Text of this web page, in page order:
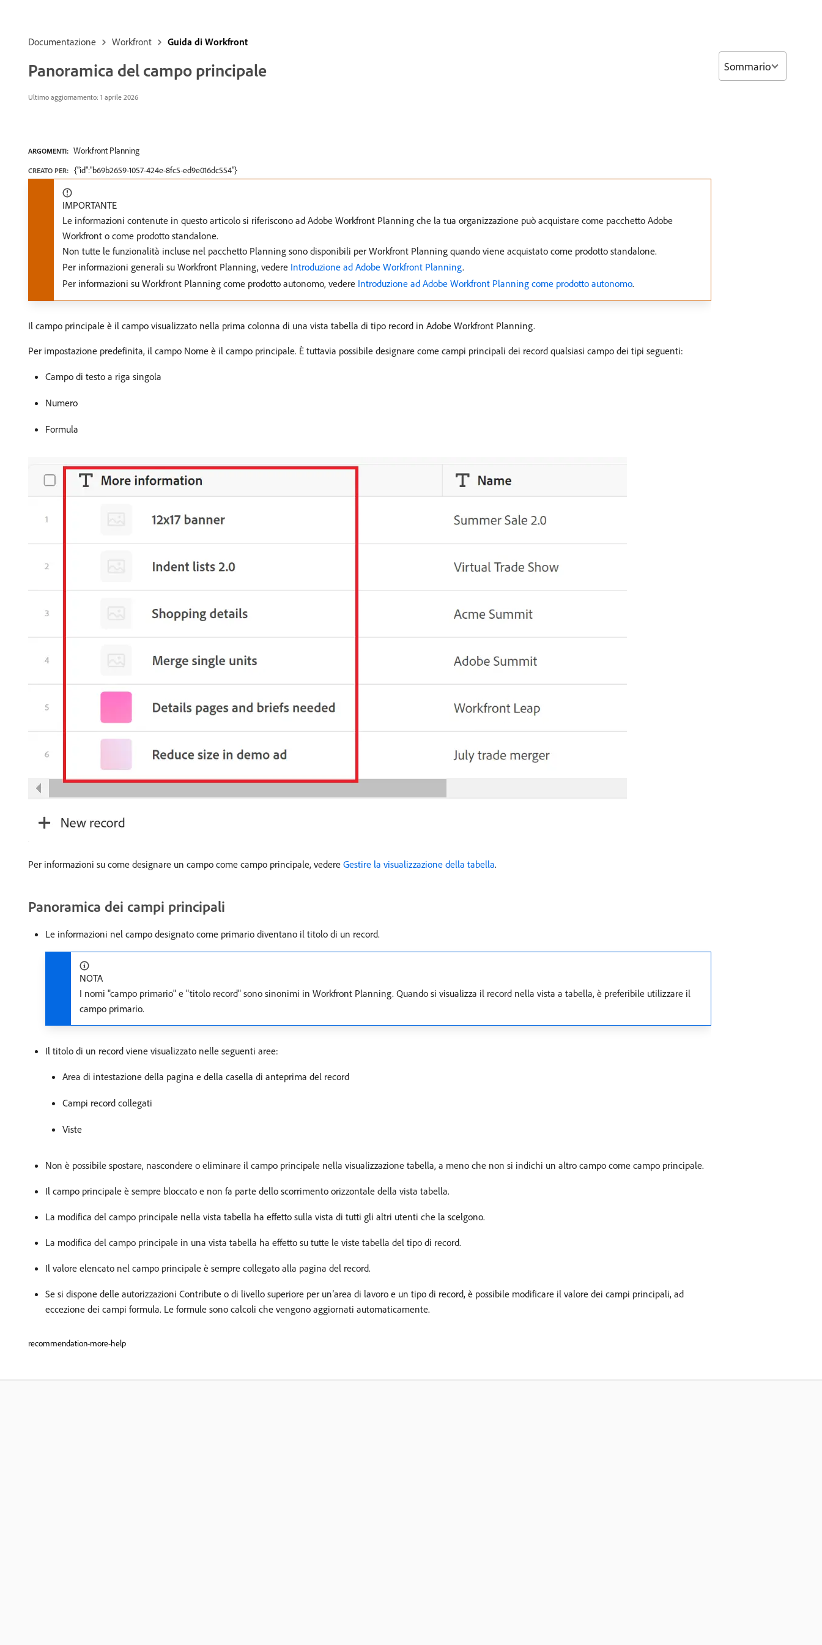
Documentazione Workfront Guida di Workfront
Panoramica del campo principale
Ultimo aggiornamento: 1 aprile 2026
ARGOMENTI: Workfront Planning
CREATO PER: {"id":"b69b2659-1057-424e-8fc5-ed9e016dc554"}
IMPORTANTE
Le informazioni contenute in questo articolo si riferiscono ad Adobe Workfront Planning che la tua organizzazione può acquistare come pacchetto Adobe
Workfront o come prodotto standalone.
Non tutte le funzionalità incluse nel pacchetto Planning sono disponibili per Workfront Planning quando viene acquistato come prodotto standalone.
Per informazioni generali su Workfront Planning, vedere Introduzione ad Adobe Workfront Planning.
Per informazioni su Workfront Planning come prodotto autonomo, vedere Introduzione ad Adobe Workfront Planning come prodotto autonomo.
Il campo principale è il campo visualizzato nella prima colonna di una vista tabella di tipo record in Adobe Workfront Planning.
Per impostazione predefinita, il campo Nome è il campo principale. È tuttavia possibile designare come campi principali dei record qualsiasi campo dei tipi seguenti:
Campo di testo a riga singola
Numero
Formula
Per informazioni su come designare un campo come campo principale, vedere Gestire la visualizzazione della tabella.
Panoramica dei campi principali
Le informazioni nel campo designato come primario diventano il titolo di un record.
NOTA
I nomi "campo primario" e "titolo record" sono sinonimi in Workfront Planning. Quando si visualizza il record nella vista a tabella, è preferibile utilizzare il
campo primario.
Il titolo di un record viene visualizzato nelle seguenti aree:
Area di intestazione della pagina e della casella di anteprima del record
Campi record collegati
Viste
Non è possibile spostare, nascondere o eliminare il campo principale nella visualizzazione tabella, a meno che non si indichi un altro campo come campo principale.
Il campo principale è sempre bloccato e non fa parte dello scorrimento orizzontale della vista tabella.
La modifica del campo principale nella vista tabella ha effetto sulla vista di tutti gli altri utenti che la scelgono.
La modifica del campo principale in una vista tabella ha effetto su tutte le viste tabella del tipo di record.
Il valore elencato nel campo principale è sempre collegato alla pagina del record.
Se si dispone delle autorizzazioni Contribute o di livello superiore per un’area di lavoro e un tipo di record, è possibile modificare il valore dei campi principali, ad
eccezione dei campi formula. Le formule sono calcoli che vengono aggiornati automaticamente.
recommendation-more-help
Sommario